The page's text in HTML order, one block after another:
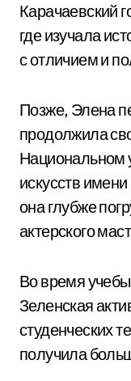
Карачаевский
где изучала
с отличием и
Позже, Элена
продолжила
Национальном
искусств
она глубже
актерского
Во время
Зеленская
студенческих
получила